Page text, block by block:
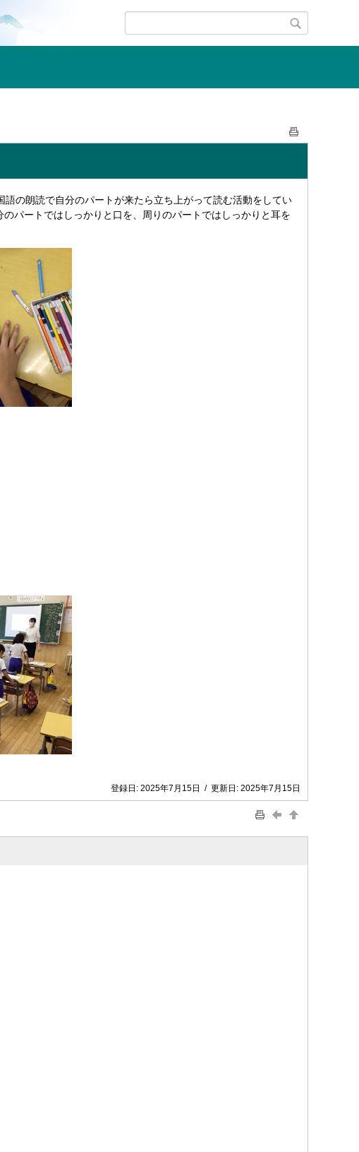
の朗読で自分のパートが来たら立ち上がって読む活動をしてい
パートではしっかりと口を、周りのパートではしっかりと耳を
登録日: 2025年7月15日 / 更新日: 2025年7月15日